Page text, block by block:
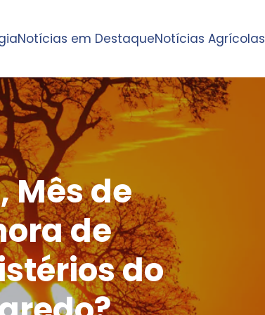
Notícias em DestaqueNotícias Agrícolas
Mês de
de
do